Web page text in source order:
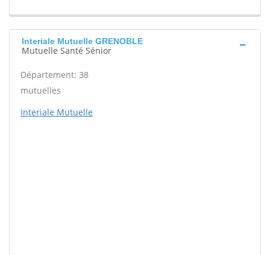
Interiale Mutuelle GRENOBLE
Mutuelle Santé Sénior
Département: 38
mutuelles
Interiale Mutuelle